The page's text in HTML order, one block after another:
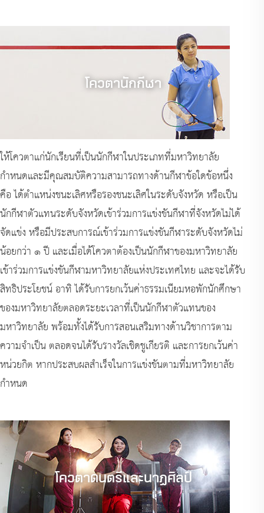
โควตานักกีฬา
ให้โควตาแก่นักเรียนที่เป็นนักกีฬาในประเภทที่มหาวิทยาลัย
กำหนดและมีคุณสมบัติความสามารถทางด้านกีฬาข้อใดข้อหนึ่ง
คือ ได้ตำแหน่งชนะเลิศหรือรองชนะเลิศในระดับจังหวัด หรือเป็น
นักกีฬาตัวแทนระดับจังหวัดเข้าร่วมการแข่งขันกีฬาที่จังหวัดไม่ได้
จัดแข่ง หรือมีประสบการณ์เข้าร่วมการแข่งขันกีฬาระดับจังหวัดไม่
น้อยกว่า ๑ ปี และเมื่อได้โควตาต้องเป็นนักกีฬาของมหาวิทยาลัย
เข้าร่วมการแข่งขันกีฬามหาวิทยาลัยแห่งประเทศไทย และจะได้รับ
สิทธิประโยชน์ อาทิ ได้รับการยกเว้นค่าธรรมเนียมหอพักนักศึกษา
ของมหาวิทยาลัยตลอดระยะเวลาที่เป็นนักกีฬาตัวแทนของ
มหาวิทยาลัย พร้อมทั้งได้รับการสอนเสริมทางด้านวิชาการตาม
ความจำเป็น ตลอดจนได้รับรางวัลเชิดชูเกียรติ และการยกเว้นค่า
หน่วยกิต หากประสบผลสำเร็จในการแข่งขันตามที่มหาวิทยาลัย
กำหนด
โควตาดนตรีและนาฏศิลป์